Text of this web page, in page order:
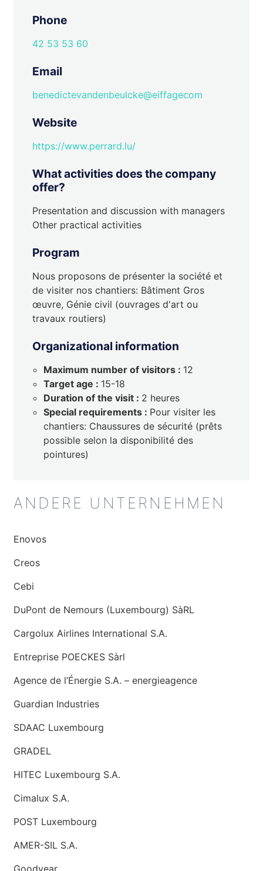
Phone
42 53 53 60
Email
benedictevandenbeulcke@eiffagecom
Website
https://www.perrard.lu/
What activities does the company
offer?
Presentation and discussion with managers
Other practical activities
Program
Nous proposons de présenter la société et
de visiter nos chantiers: Bâtiment Gros
œuvre, Génie civil (ouvrages d'art ou
travaux routiers)
Organizational information
Maximum number of visitors : 12
Target age : 15-18
Duration of the visit : 2 heures
Special requirements : Pour visiter les
chantiers: Chaussures de sécurité (prêts
possible selon la disponibilité des
pointures)
ANDERE UNTERNEHMEN
Enovos
Creos
Cebi
DuPont de Nemours (Luxembourg) SàRL
Cargolux Airlines International S.A.
Entreprise POECKES Sàrl
Agence de l’Énergie S.A. – energieagence
Guardian Industries
SDAAC Luxembourg
GRADEL
HITEC Luxembourg S.A.
Cimalux S.A.
POST Luxembourg
AMER-SIL S.A.
Goodyear